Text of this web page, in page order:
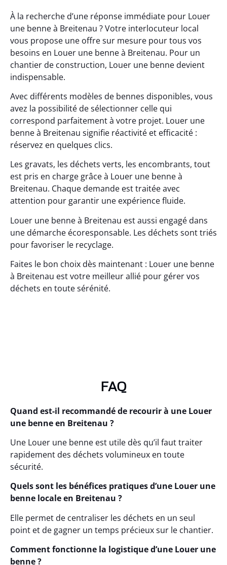
À la recherche d’une réponse immédiate pour Louer
une benne à Breitenau ? Votre interlocuteur local
vous propose une offre sur mesure pour tous vos
besoins en Louer une benne à Breitenau. Pour un
chantier de construction, Louer une benne devient
indispensable.
Avec différents modèles de bennes disponibles, vous
avez la possibilité de sélectionner celle qui
correspond parfaitement à votre projet. Louer une
benne à Breitenau signifie réactivité et efficacité :
réservez en quelques clics.
Les gravats, les déchets verts, les encombrants, tout
est pris en charge grâce à Louer une benne à
Breitenau. Chaque demande est traitée avec
attention pour garantir une expérience fluide.
Louer une benne à Breitenau est aussi engagé dans
une démarche écoresponsable. Les déchets sont triés
pour favoriser le recyclage.
Faites le bon choix dès maintenant : Louer une benne
à Breitenau est votre meilleur allié pour gérer vos
déchets en toute sérénité.
FAQ
Quand est-il recommandé de recourir à une Louer
une benne en Breitenau ?
Une Louer une benne est utile dès qu’il faut traiter
rapidement des déchets volumineux en toute
sécurité.
Quels sont les bénéfices pratiques d’une Louer une
benne locale en Breitenau ?
Elle permet de centraliser les déchets en un seul
point et de gagner un temps précieux sur le chantier.
Comment fonctionne la logistique d’une Louer une
benne ?